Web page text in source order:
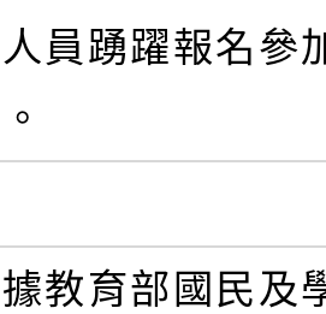
員踴躍報名參
教育部國民及